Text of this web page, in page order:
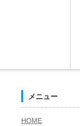
メニュー
HOME